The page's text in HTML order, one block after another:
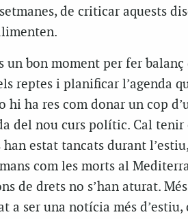
de criticar aquests
un bon moment per fer
reptes i planificar l’agenda
hi ha res com donar un cop
del nou curs polític. Cal tenir
estat tancats durant
com les morts al
de drets no s’han aturat.
a ser una notícia més d’estiu,